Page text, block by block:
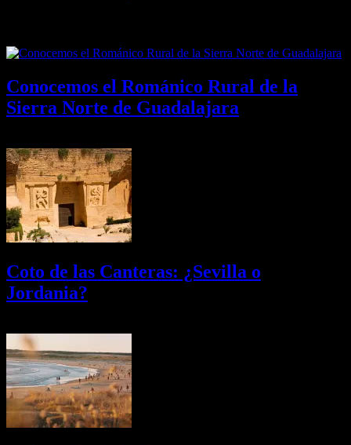
Conocemos el Románico Rural de la
Sierra Norte de Guadalajara
Coto de las Canteras: ¿Sevilla o
Jordania?